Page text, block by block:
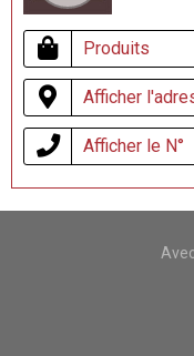
Produits
Afficher
Afficher le N°